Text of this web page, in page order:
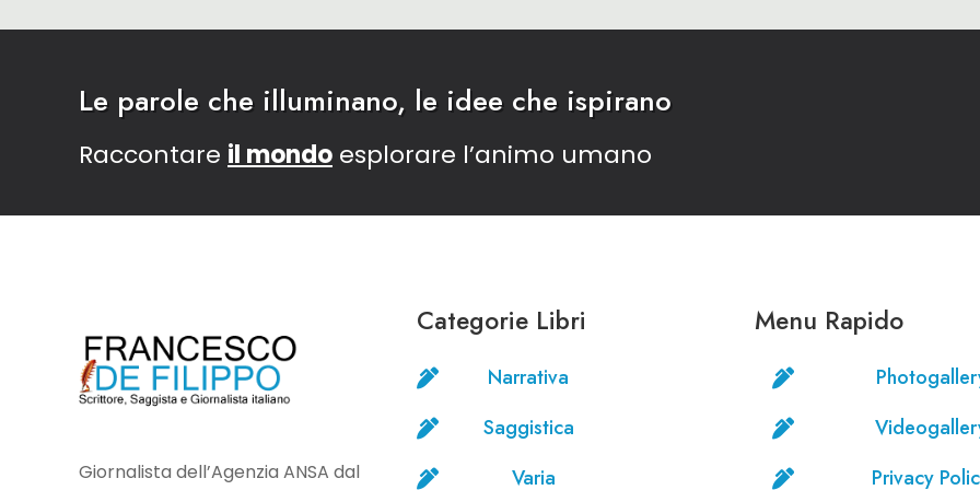
Le parole che illuminano, le idee che ispirano
Raccontare il mondo esplorare l’animo umano
Giornalista dell’Agenzia ANSA dal
Categorie Libri
 Narrativa
 Saggistica
 Varia
Menu Rapido


 Privacy